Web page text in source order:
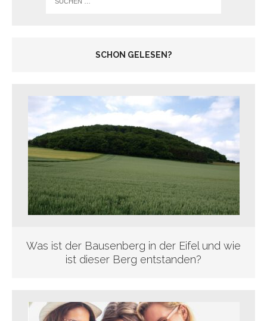
SCHON GELESEN?
Was ist der Bausenberg in der Eifel und wie
ist dieser Berg entstanden?